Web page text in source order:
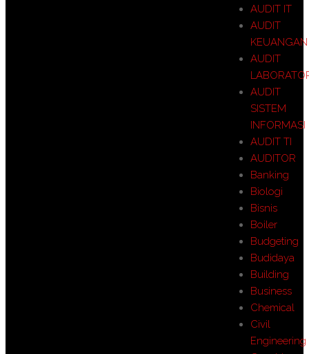
AUDIT IT
AUDIT
KEUANGAN
AUDIT
AUDIT
SISTEM
INFORMASI
AUDIT TI
AUDITOR
Banking
Biologi
Bisnis
Boiler
Budgeting
Budidaya
Building
Business
Chemical
Civil
Engineering